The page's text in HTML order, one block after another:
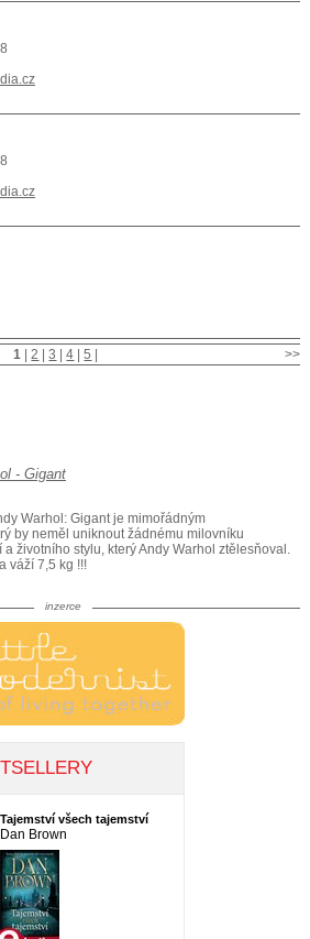
>>
1 |2 |3 |4 |5
Warhol: Gigant je mimořádným
by neměl uniknout žádnému milovníku
životního stylu, který Andy Warhol ztělesňoval.
váží 7,5 kg !!!
inzerce